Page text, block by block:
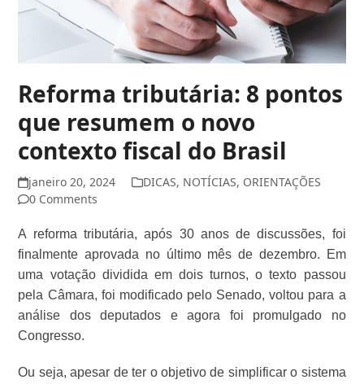
Reforma tributária: 8 pontos
que resumem o novo
contexto fiscal do Brasil
janeiro 20, 2024 DICAS, NOTÍCIAS, ORIENTAÇÕES
0 Comments
A reforma tributária, após 30 anos de discussões, foi
finalmente aprovada no último mês de dezembro. Em
uma votação dividida em dois turnos, o texto passou
pela Câmara, foi modificado pelo Senado, voltou para a
análise dos deputados e agora foi promulgado no
Congresso.
Ou seja, apesar de ter o objetivo de simplificar o sistema